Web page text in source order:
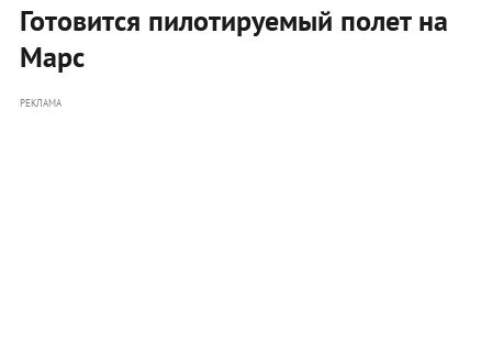
Готовится пилотируемый полет на
Марс
РЕКЛАМА